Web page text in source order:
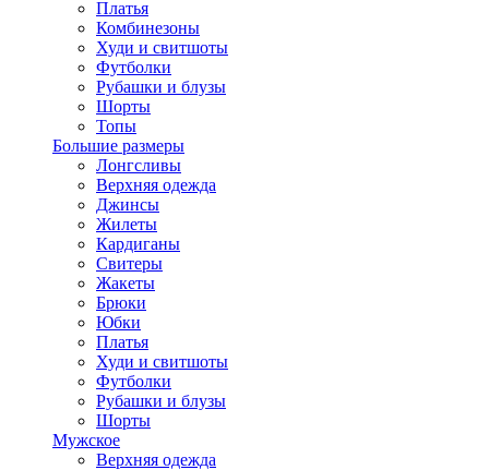
Платья
Комбинезоны
Худи и свитшоты
Футболки
Рубашки и блузы
Шорты
Топы
Большие размеры
Лонгсливы
Верхняя одежда
Джинсы
Жилеты
Кардиганы
Свитеры
Жакеты
Брюки
Юбки
Платья
Худи и свитшоты
Футболки
Рубашки и блузы
Шорты
Мужское
Верхняя одежда